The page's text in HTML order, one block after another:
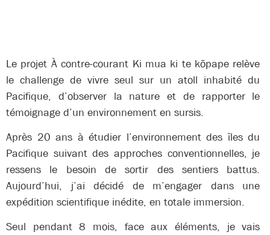
Le projet À contre-courant Ki mua ki te kōpape relève
le challenge de vivre seul sur un atoll inhabité du
Pacifique, d’observer la nature et de rapporter le
témoignage d’un environnement en sursis.
Après 20 ans à étudier l’environnement des îles du
Pacifique suivant des approches conventionnelles, je
ressens le besoin de sortir des sentiers battus.
Aujourd’hui, j’ai décidé de m’engager dans une
expédition scientifique inédite, en totale immersion.
Seul pendant 8 mois, face aux éléments, je vais